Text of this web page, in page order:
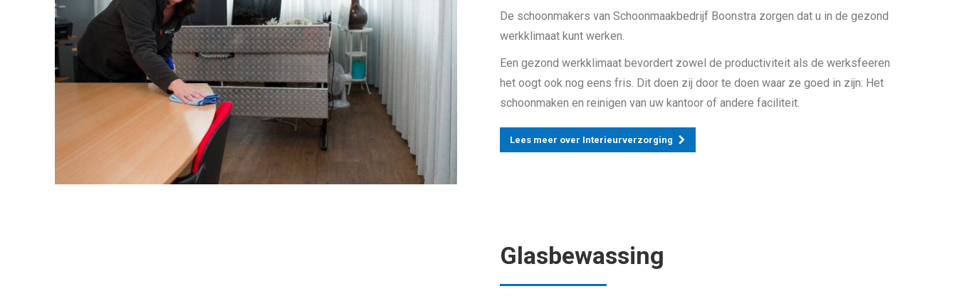
De schoonmakers van Schoonmaakbedrijf Boonstra zorgen dat u in de gezond
werkklimaat kunt werken.
Een gezond werkklimaat bevordert zowel de productiviteit als de werksfeeren
het oogt ook nog eens fris. Dit doen zij door te doen waar ze goed in zijn: Het
schoonmaken en reinigen van uw kantoor of andere faciliteit.
Lees meer over Interieurverzorging
Glasbewassing